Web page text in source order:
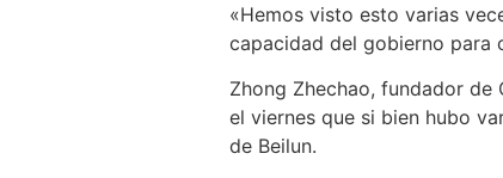
«Hemos visto esto varias
capacidad del gobierno para
Zhong Zhechao, fundador
el viernes que si bien hubo
de Beilun.